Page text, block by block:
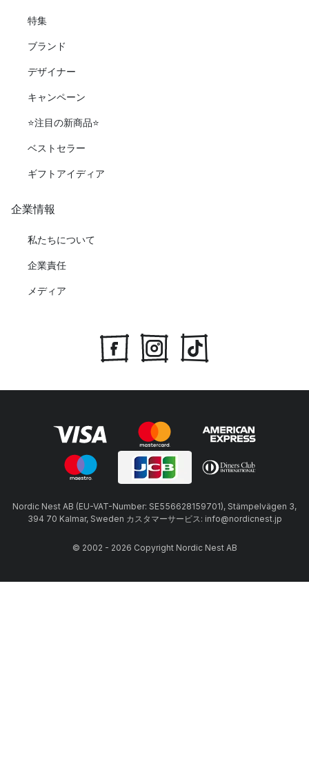
特集
ブランド
デザイナー
キャンペーン
⭐️注目の新商品⭐️
ベストセラー
ギフトアイディア
企業情報
私たちについて
企業責任
メディア
Nordic Nest AB (EU-VAT-Number: SE556628159701), Stämpelvägen 3,
394 70 Kalmar, Sweden カスタマーサービス: info@nordicnest.jp
© 2002 - 2026 Copyright Nordic Nest AB